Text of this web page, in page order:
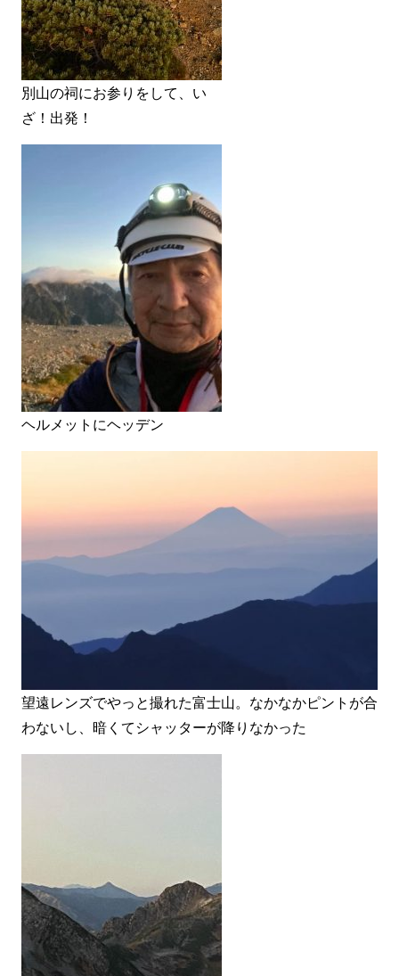
別山の祠にお参りをして、い
ざ！出発！
ヘルメットにヘッデン
望遠レンズでやっと撮れた富士山。なかなかピントが合
わないし、暗くてシャッターが降りなかった